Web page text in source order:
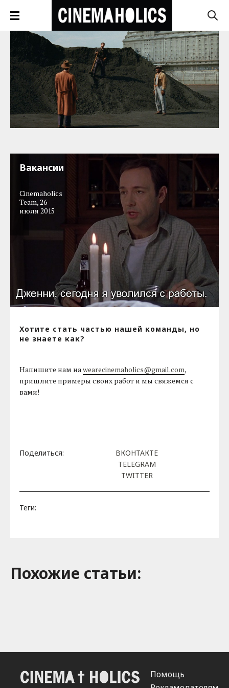
Вакансии
Cinemaholics
Team,26
июля 2015
Хотите стать частью нашей команды, но
не знаете как?
Напишите нам наwearecinemaholics@gmail.com,
пришлите примеры своих работ и мы свяжемся с
вами!
Поделиться:
ВКОНТАКТЕ
TELEGRAM
TWITTER
Теги:
Похожие cтатьи:
Помощь